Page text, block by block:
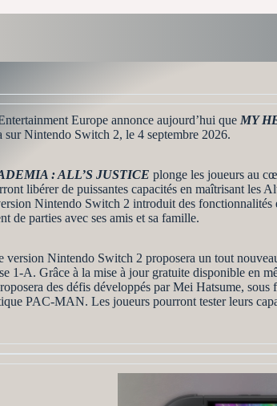
Europe annonce aujourd’hui que MY
sur Nintendo Switch 2, le 4 septembre 2026.
: ALL’S JUSTICE plonge les joueurs au
libérer de puissantes capacités en maîtrisant les
Nintendo Switch 2 introduit des
de parties avec ses amis et sa famille.
version Nintendo Switch 2 proposera un tout
1-A. Grâce à la mise à jour gratuite disponible en
des défis développés par Mei Hatsume,
PAC-MAN. Les joueurs pourront tester leurs